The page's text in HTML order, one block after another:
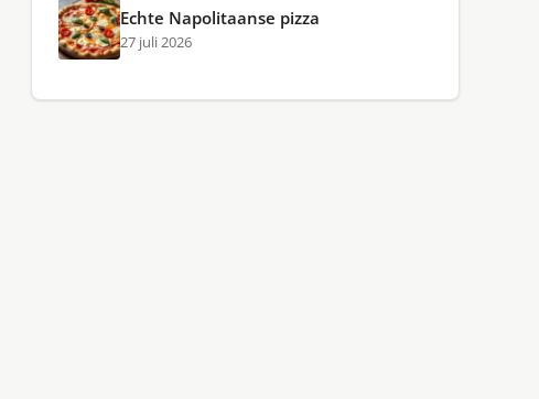
Echte Napolitaanse pizza
27 juli 2026